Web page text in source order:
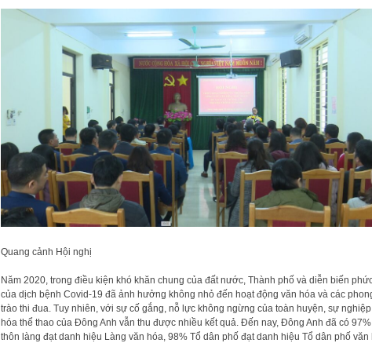
Quang cảnh Hội nghị
Năm 2020, trong điều kiện khó khăn chung của đất nước, Thành phố và diễn biến
của dịch bệnh Covid-19 đã ảnh hưởng không nhỏ đến hoạt động văn hóa và các
trào thi đua. Tuy nhiên, với sự cố gắng, nỗ lực không ngừng của toàn huyện, sự
hóa thể thao của Đông Anh vẫn thu được nhiều kết quả. Đến nay, Đông Anh đã có 97%
thôn làng đạt danh hiệu Làng văn hóa, 98% Tổ dân phố đạt danh hiệu Tổ dân phố văn